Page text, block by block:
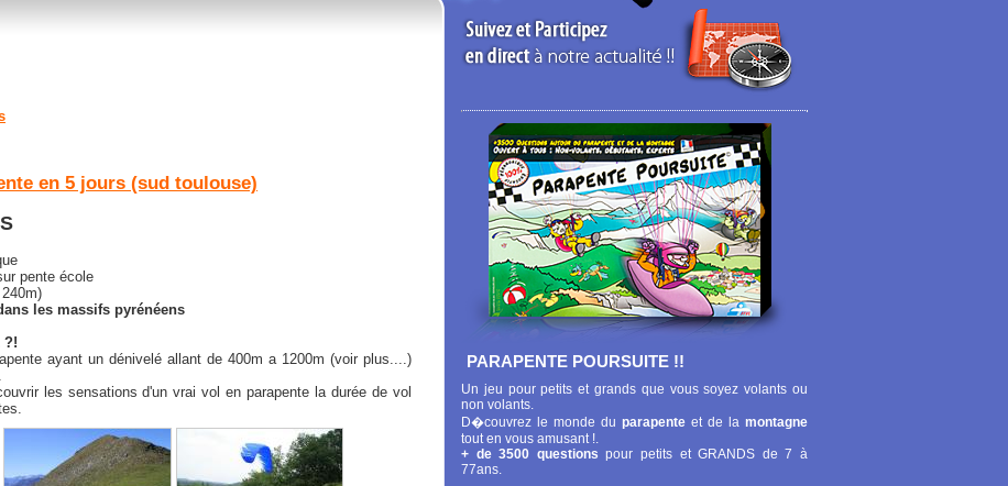
en 5 jours (sud toulouse)
pente école
les massifs pyrénéens
?!
ayant un dénivelé allant de 400m a 1200m (voir plus....)
les sensations d'un vrai vol en parapente la durée de vol
PARAPENTE POURSUITE !!
Un jeu pour petits et grands que vous soyez volants ou
non volants.
D�couvrez le monde du parapente et de la montagne
tout en vous amusant !.
+ de 3500 questions pour petits et GRANDS de 7 à
77ans.